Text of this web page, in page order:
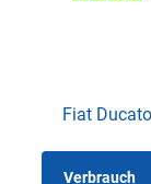
Fiat
Verbrauch